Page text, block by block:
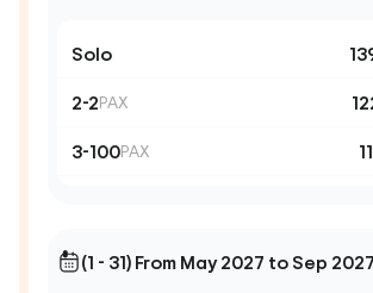
Solo
2-2PAX
3-100PAX
(1 - 31) From May 2027 to Sep 2027